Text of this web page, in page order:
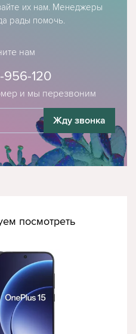
их нам. Менеджеры
рады помочь.
нам
и мы перезвоним
956-120
Жду звонка
посмотреть